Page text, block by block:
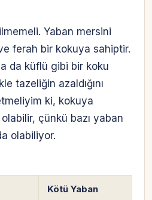
Yaban mersini
ferah bir kokuya sahiptir.
da küflü gibi bir koku
tazeliğin azaldığını
ki, kokuya
çünkü bazı yaban
olabiliyor.
Kötü Yaban